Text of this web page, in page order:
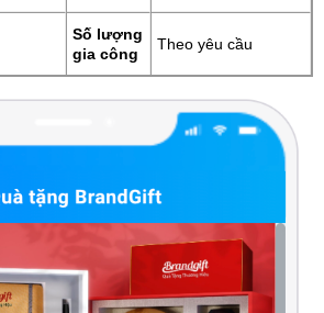
Số lượng
gia công
Theo yêu cầu